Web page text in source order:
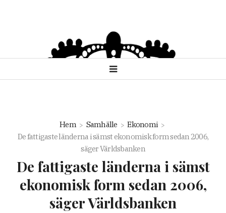
Hem Samhälle
Ekonomi
De fattigaste länderna i sämst ekonomisk form sedan 2006,
säger Världsbanken
De fattigaste länderna i sämst
ekonomisk form sedan 2006,
säger Världsbanken